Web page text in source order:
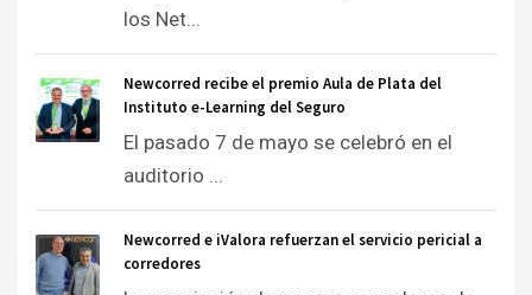
los Net...
Newcorred recibe el premio Aula de Plata del
Instituto e-Learning del Seguro
El pasado 7 de mayo se celebró en el
auditorio ...
Newcorred e iValora refuerzan el servicio pericial a
corredores